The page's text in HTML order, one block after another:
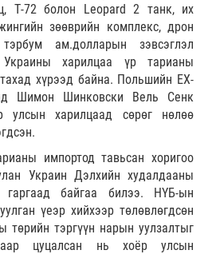
Т-72 болон Leopard 2 танк, их
зөөврийн комплекс, дрон
ам.долларын зэвсэглэл
харилцаа үр тарианы
хүрээд байна. Польшийн ЕХ-
Шимон Шинковски Вель Сенк
улсын харилцаад сөрөг нөлөө
импортод тавьсан хоригоо
Украин Дэлхийн худалдааны
гаргаад байгаа билээ. НҮБ-ын
үеэр хийхээр төлөвлөгдсөн
төрийн тэргүүн нарын уулзалтыг
цуцалсан нь хоёр улсын